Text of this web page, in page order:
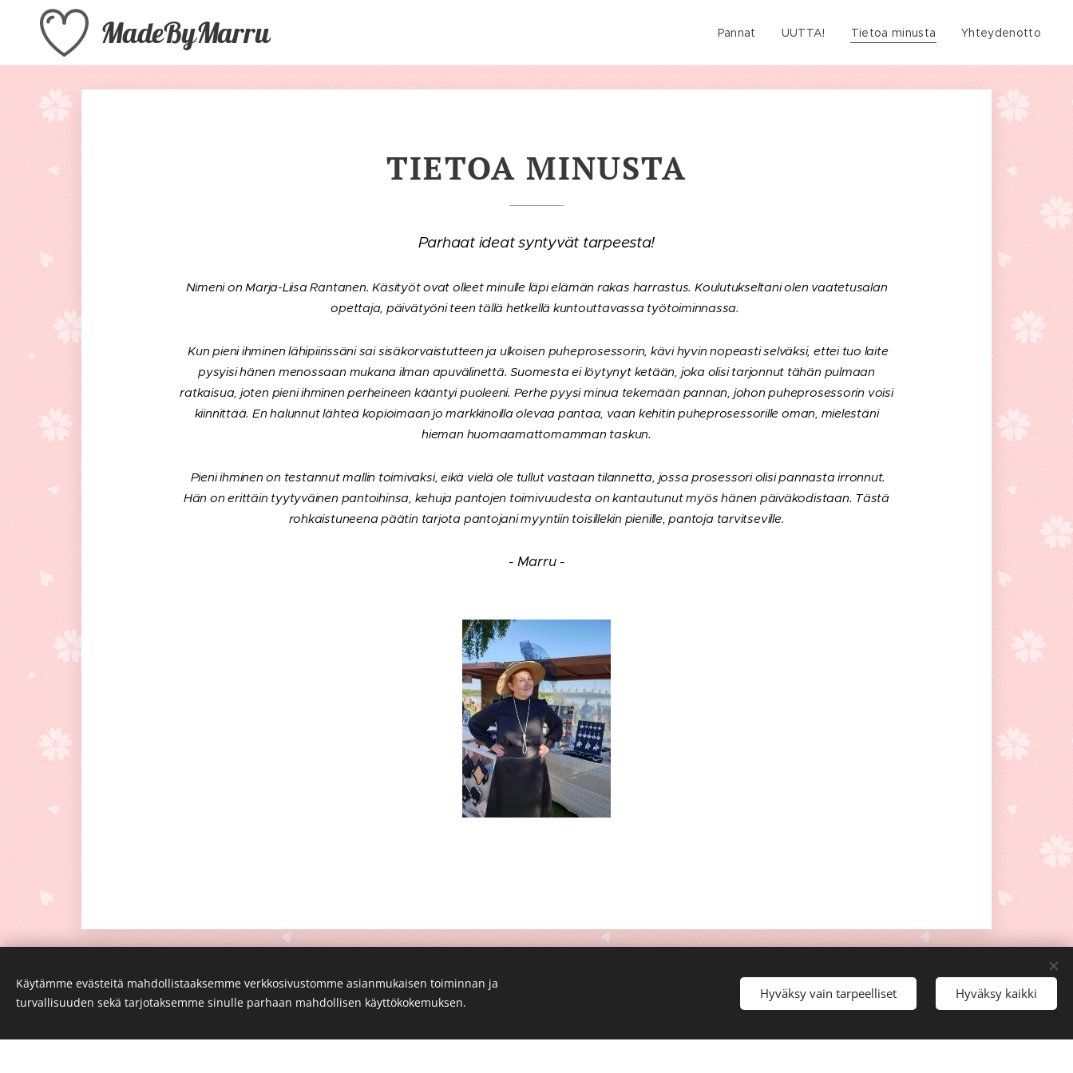
MadeByMarru Pannat UUTTA! Tietoa minusta Yhteydenotto
TIETOA MINUSTA
Parhaat ideat syntyvät tarpeesta!
Nimeni on Marja-Liisa Rantanen. Käsityöt ovat olleet minulle läpi elämän rakas harrastus. Koulutukseltani olen vaatetusalan
opettaja, päivätyöni teen tällä hetkellä kuntouttavassa työtoiminnassa.
Kun pieni ihminen lähipiirissäni sai sisäkorvaistutteen ja ulkoisen puheprosessorin, kävi hyvin nopeasti selväksi, ettei tuo laite
pysyisi hänen menossaan mukana ilman apuvälinettä. Suomesta ei löytynyt ketään, joka olisi tarjonnut tähän pulmaan
ratkaisua, joten pieni ihminen perheineen kääntyi puoleeni. Perhe pyysi minua tekemään pannan, johon puheprosessorin voisi
kiinnittää. En halunnut lähteä kopioimaan jo markkinoilla olevaa pantaa, vaan kehitin puheprosessorille oman, mielestäni
hieman huomaamattomamman taskun.
Pieni ihminen on testannut mallin toimivaksi, eikä vielä ole tullut vastaan tilannetta, jossa prosessori olisi pannasta irronnut.
Hän on erittäin tyytyväinen pantoihinsa, kehuja pantojen toimivuudesta on kantautunut myös hänen päiväkodistaan. Tästä
rohkaistuneena päätin tarjota pantojani myyntiin toisillekin pienille, pantoja tarvitseville.
- Marru -
© 2023 MadeByMarru. Kaikki oikeudet pidätetään.
Luotu
Käytämme evästeitä mahdollistaaksemme verkkosivustomme asianmukaisen toiminnan ja
turvallisuuden sekä tarjotaksemme sinulle parhaan mahdollisen käyttökokemuksen.
Hyväksy vain tarpeelliset Hyväksy kaikki